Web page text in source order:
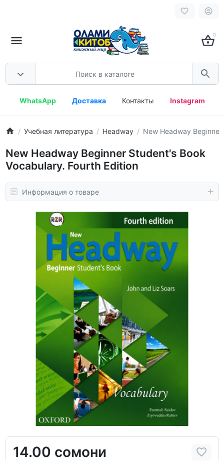
0
WhatsApp Доставка Контакты Instagram
Учебная литература Headway New Headway
New Headway Beginner Student's Book
Vocabulary. Fourth Edition
Информация о товаре
14.00 сомони